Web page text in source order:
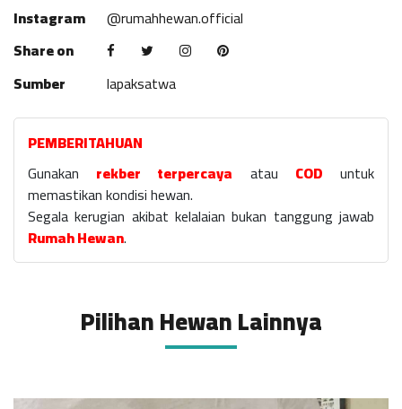
Instagram
@rumahhewan.official
Share on
Sumber
lapaksatwa
PEMBERITAHUAN
Gunakan rekber terpercaya atau COD untuk
memastikan kondisi hewan.
Segala kerugian akibat kelalaian bukan tanggung jawab
Rumah Hewan.
Pilihan Hewan Lainnya